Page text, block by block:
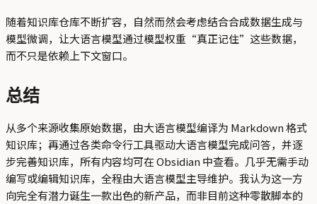
随着知识库仓库不断扩容，自然而然会考虑结合合成数据生成与
模型微调，让大语言模型通过模型权重“真正记住”这些数据，
而不只是依赖上下文窗口。
总结
从多个来源收集原始数据，由大语言模型编译为 Markdown 格式
知识库；再通过各类命令行工具驱动大语言模型完成问答，并逐
步完善知识库，所有内容均可在 Obsidian 中查看。几乎无需手动
编写或编辑知识库，全程由大语言模型主导维护。我认为这一方
向完全有潜力诞生一款出色的新产品，而非目前这种零散脚本的